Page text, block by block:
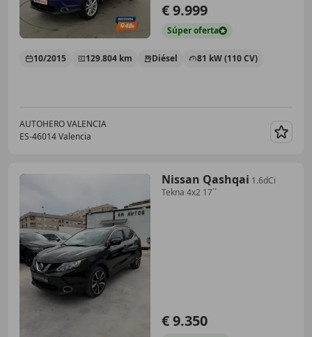
€ 9.999
Súperoferta
10/2015 129.804 km Diésel 81 kW (110 CV)
AUTOHERO VALENCIA
ES-46014 Valencia
Nissan Qashqai 1.6dCi
Tekna 4x2 17´´
€ 9.350